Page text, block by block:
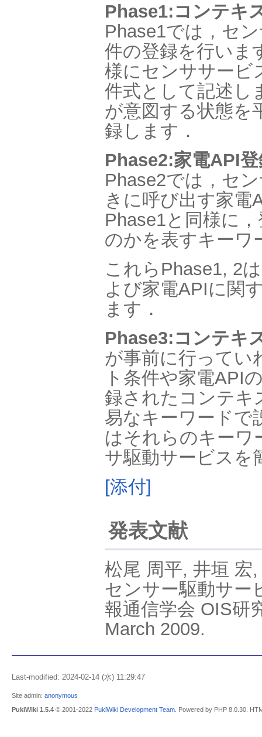
Phase1:コンテキ
Phase1では，セ
件の登録を行いま
様にセンササービ
件式として記述し
が意図する状態を
録します．
Phase2:家電API
Phase2では，セ
きに呼び出す家電
Phase1と同様に
のかを表すキーワ
これらPhase1, 2
よび家電APIに関
ます．
Phase3:コンテキ
が事前に行ってい
ト条件や家電API
録されたコンテキ
易なキーワードで
はそれらのキーワ
サ駆動サービスを
[添付]
発表文献
松尾 周平, 井垣 宏
センサー駆動サー
報通信学会 OIS研
March 2009.
Last-modified: 2024-02-14 (水) 11:29:47
Site admin: anonymous
PukiWiki 1.5.4 © 2001-2022 PukiWiki Development Team . Powered by PHP 8.0.30.